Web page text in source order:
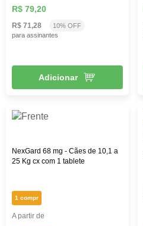
R$ 79,20
R$ 71,28
10% OFF
para assinantes
Adicionar
NexGard 68 mg - Cães de 10,1 a
25 Kg cx com 1 tablete
1 compr
A partir de